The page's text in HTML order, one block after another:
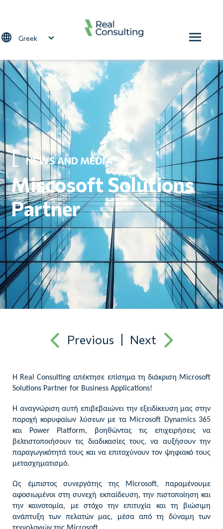
Select your language
NEWS AND MEDIA
Miscosoft Solutions
Partner
Previous Next
Η Real Consulting απέκτησε επίσημα τη διάκριση Microsoft
Solutions Partner for Business Applications!
Η αναγνώριση αυτή επιβεβαιώνει την εξειδίκευση μας στην
παροχή κορυφαίων λύσεων με τα Microsoft Dynamics365
και
Power Platform, βοηθώντας τις επιχειρήσεις να
βελτιστοποιήσουν τις διαδικασίες τους, να αυξήσουν την
παραγωγικότητά τους και να επιταχύνουν τον ψηφιακό τους
μετασχηματισμό.
Ως έμπιστος συνεργάτης της Microsoft, παραμένουμε
αφοσιωμένοι στη συνεχή εκπαίδευση, την πιστοποίηση και
την καινοτομία, με στόχο την επιτυχία και τη βιώσιμη
ανάπτυξη των πελατών μας, μέσα από τη δύναμη των